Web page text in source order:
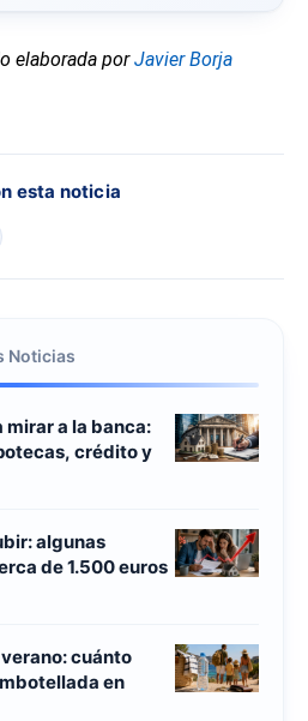
elaborada porJavier Borja
esta noticia
Noticias
mirar a la banca:
crédito y
algunas
de 1.500 euros
cuánto
en